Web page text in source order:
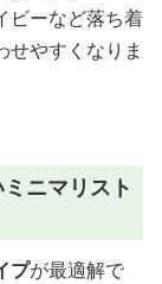
ビーなど落ち着
せやすくなりま
ニマリスト
プが最適解で